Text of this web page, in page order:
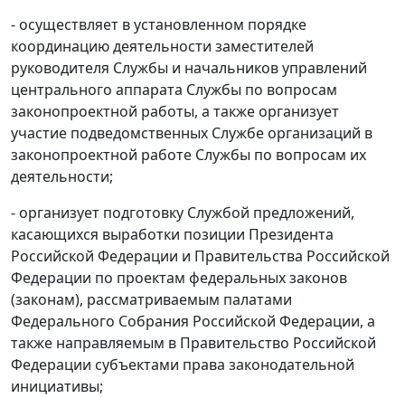
- осуществляет в установленном порядке
координацию деятельности заместителей
руководителя Службы и начальников управлений
центрального аппарата Службы по вопросам
законопроектной работы, а также организует
участие подведомственных Службе организаций в
законопроектной работе Службы по вопросам их
деятельности;
- организует подготовку Службой предложений,
касающихся выработки позиции Президента
Российской Федерации и Правительства Российской
Федерации по проектам федеральных законов
(законам), рассматриваемым палатами
Федерального Собрания Российской Федерации, а
также направляемым в Правительство Российской
Федерации субъектами права законодательной
инициативы;